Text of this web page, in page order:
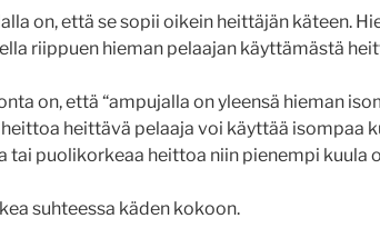
on, että se sopii oikein heittäjän käteen.
riippuen hieman pelaajan käyttämästä
on, että “ampujalla on yleensä hieman
heittävä pelaaja voi käyttää isompaa
tai puolikorkeaa heittoa niin pienempi kuula
suhteessa käden kokoon.